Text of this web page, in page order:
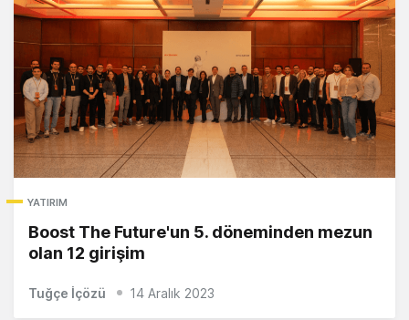
YATIRIM
Boost The Future'un 5. döneminden mezun
olan 12 girişim
Tuğçe İçözü 14 Aralık 2023